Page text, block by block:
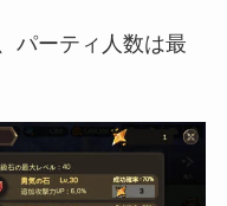
パーティ人数は最